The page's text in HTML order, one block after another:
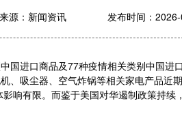
来源： 新闻资讯 发布时间：
进口商品及77种疫情相关类别中国进
、吸尘器、空气炸锅等相关家电产品
响有限。而鉴于美国对华遏制政策持续